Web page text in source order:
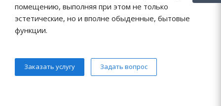
помещению, выполняя при этом не только
эстетические, но и вполне обыденные, бытовые
функции.
Заказать услугу Задать вопрос